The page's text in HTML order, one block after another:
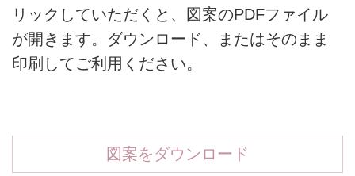
リックしていただくと、図案のPDFファイル
が開きます。ダウンロード、またはそのまま
印刷してご利用ください。
図案をダウンロード